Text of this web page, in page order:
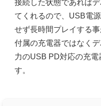
接続した状態であれば
てくれるので、USB電
せず長時間プレイする
付属の充電器ではなく
力のUSB PD対応の充
す。